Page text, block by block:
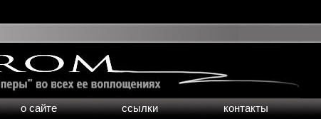
о сайте ссылки контакты